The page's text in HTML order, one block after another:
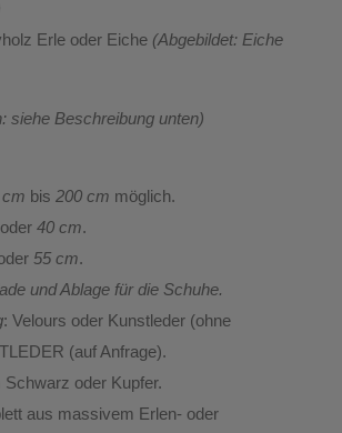
Erle oder Eiche (Abgebildet: Eiche
siehe Beschreibung unten)
bis 200 cm möglich.
oder 40 cm.
55 cm.
und Ablage für die Schuhe.
: Velours oder Kunstleder (ohne
(auf Anfrage).
Schwarz oder Kupfer.
aus massivem Erlen- oder